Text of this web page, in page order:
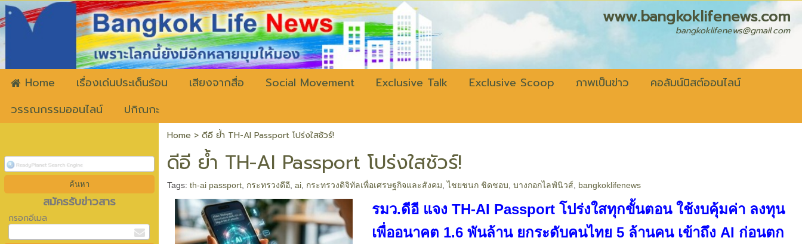
www.bangkoklifenews.com
bangkoklifenews@gmail.com
Home เรื่องเด่นประเด็นร้อน เสียงจากสื่อ Social Movement Exclusive Talk Exclusive Scoop ภาพเป็นข่าว
คอลัมน์นิสต์ออนไลน์
วรรณกรรมออนไลน์
ปกิณกะ
สมัครรับข่าวสาร
กรอกอีเมล
Home > ดีอี ย้ำ TH-AI Passport โปร่งใสชัวร์!
ดีอี ย้ำ TH-AI Passport โปร่งใสชัวร์!
Tags:th-ai passport กระทรวงดีอี ,ai กระทรวงดิจิทัลเพื่อเศรษฐกิจและสังคม ,ไชยชนก ชิดชอบ ,บางกอกไลฟ์นิวส์ bangkoklifenews
รมว.ดีอี แจง TH-AI Passport โปร่งใสทุกขั้นตอน ใช้งบคุ้มค่า ลงทุน
เพื่ออนาคต 1.6 พันล้าน ยกระดับคนไทย 5 ล้านคน เข้าถึง AI ก่อนตก